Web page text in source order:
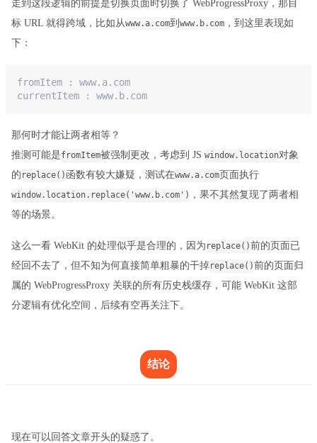
走到这段逻辑的前提是切换页面时切换了 WebProgressProxy，那目
标 URL 就得跨域，比如从www.a.com到 www.b.com ，到这里表现如
下：
fromItem : www.a .com
currentItem : www.b.com
那何时才能让两者相等？
推测可能是fromItem被强制更改，考虑到 JS window.location对象
的 replace() 函数有较大嫌疑，测试在www.a.com页面执行
window.location.replace('www.b.com') ，果不其然复现了两者相
等的场景。
这么一看 WebKit 的处理似乎是合理的，因为 replace()前的页面已
经回不去了，但不知为何直接简单粗暴的干掉replace()前的页面归
属的 WebProgressProxy 关联的所有历史栈缓存，可能 WebKit 这部
分逻辑有优化空间，后续有空再关注下。
结论
现在可以回答文章开头的疑惑了。